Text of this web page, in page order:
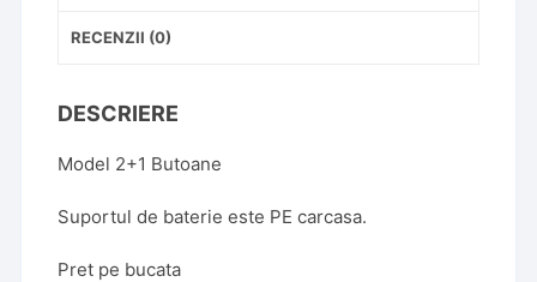
buton
Suport
pe
carcasa
RECENZII (0)
DESCRIERE
Model 2+1 Butoane
Suportul de baterie este PE carcasa.
Pret pe bucata